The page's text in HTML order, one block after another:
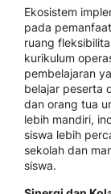
Ekosistem
pada
ruang
kurikulum
pembelajaran
belajar peserta
dan orang tua
lebih mandiri,
siswa lebih
sekolah dan
siswa.